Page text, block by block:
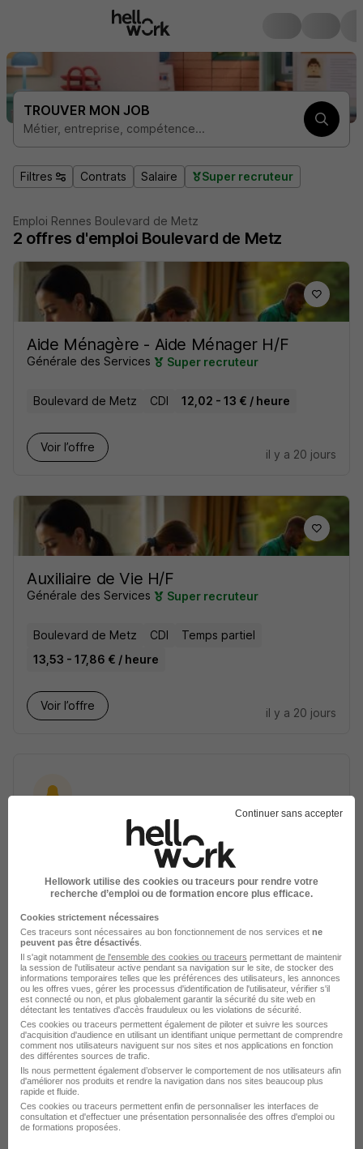
TROUVER MON JOB
Métier, entreprise, compétence...
Filtres Contrats Salaire Super recruteur
Emploi Rennes Boulevard de Metz
2 offres d'emploi Boulevard de Metz
Aide Ménagère - Aide Ménager H/F
Générale des Services Super recruteur
Boulevard de Metz CDI 12,02 - 13 € / heure
Voir l’offre
il y a 20 jours
Auxiliaire de Vie H/F
Générale des Services Super recruteur
Boulevard de Metz CDI
Temps partiel
13,53 - 17,86 € / heure
Voir l’offre
il y a 20 jours
Créez une alerte
Soyez alerté des nouvelles offres pour cette
recherche dès leur parution.
Créer mon alerte
En cliquant sur "Créer mon alerte", vous acceptez les
CGUet déclarez avoir pris connaissance de la
politique de protection des données du site
hellowork.com.
Élargissez votre recherche
Continuer sans accepter
Hellowork utilise des cookies ou traceurs pour rendre votre
recherche d’emploi ou de formation encore plus efficace.
Cookies strictement nécessaires
Ces traceurs sont nécessaires au bon fonctionnement de nos services et ne
peuvent pas être désactivés
Il s'agit notamment de l'ensemble des cookies ou traceurs permettant de maintenir
la session de l'utilisateur active pendant sa navigation sur le site, de stocker des
informations temporaires telles que les préférences des utilisateurs, les annonces
ou les offres vues, gérer les processus d'identification de l'utilisateur, vérifier s'il
est connecté ou non, et plus globalement garantir la sécurité du site web en
détectant les tentatives d'accès frauduleux ou les violations de sécurité.
Ces cookies ou traceurs permettent également de piloter et suivre les sources
d'acquisition d'audience en utilisant un identifiant unique permettant de comprendre
comment nos utilisateurs naviguent sur nos sites et nos applications en fonction
des différentes sources de trafic.
Ils nous permettent également d’observer le comportement de nos utilisateurs afin
d'améliorer nos produits et rendre la navigation dans nos sites beaucoup plus
rapide et fluide.
Ces cookies ou traceurs permettent enfin de personnaliser les interfaces de
consultation et d'effectuer une présentation personnalisée des offres d'emploi ou
de formations proposées.